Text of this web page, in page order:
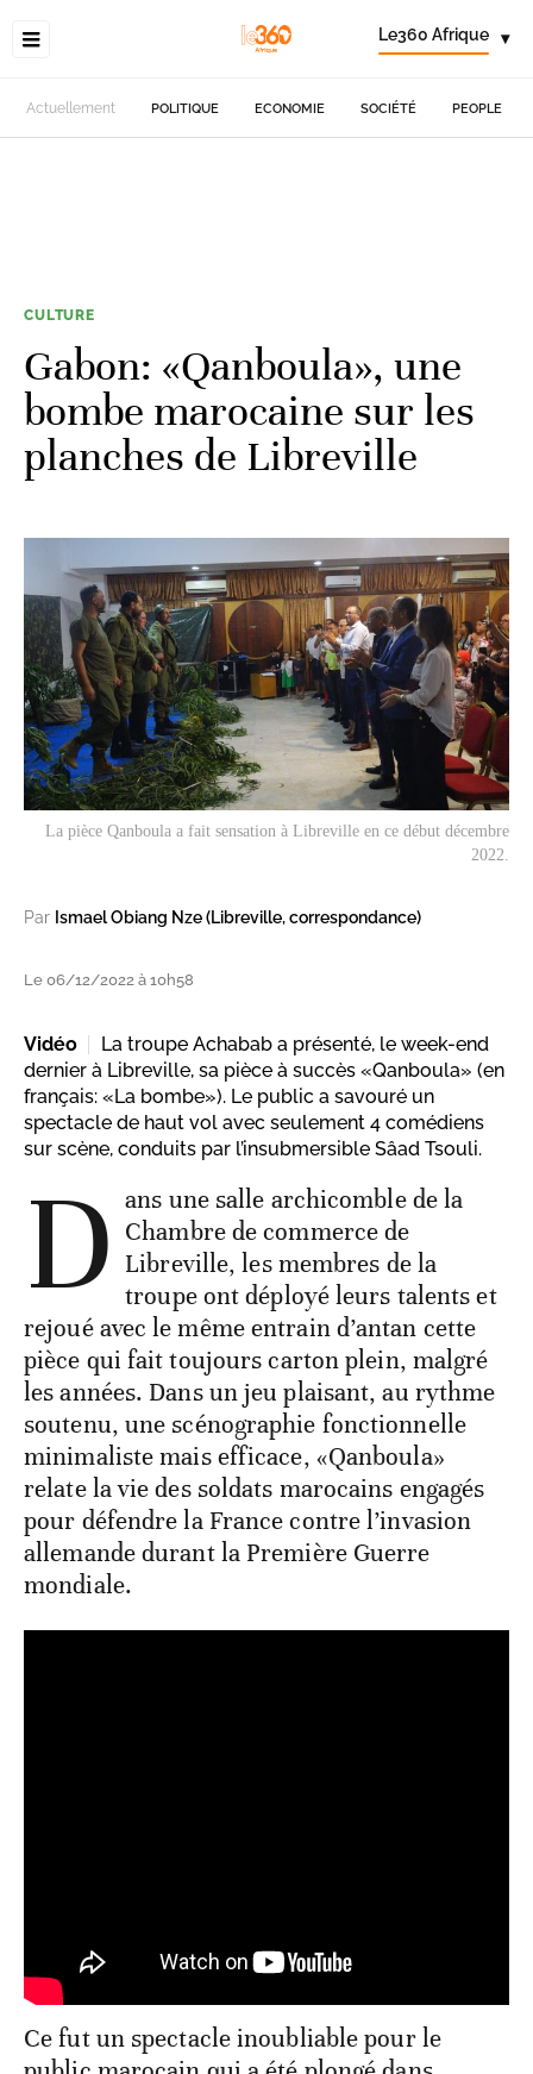
Le360 Afrique ▾
Actuellement POLITIQUE ECONOMIE SOCIÉTÉ PEOPLE
CULTURE
Gabon: «Qanboula», une
bombe marocaine sur les
planches de Libreville
La pièce Qanboula a fait sensation à Libreville en ce début décembre
2022.
Par Ismael Obiang Nze (Libreville, correspondance)
Le 06/12/2022 à 10h58
Vidéo
La troupe Achabab a présenté, le week-end
dernier à Libreville, sa pièce à succès «Qanboula» (en
français: «La bombe»). Le public a savouré un
spectacle de haut vol avec seulement 4 comédiens
sur scène, conduits par l’insubmersible Sâad Tsouli.
D ans une salle archicomble de la
Chambre de commerce de
Libreville, les membres de la
troupe ont déployé leurs talents et
rejoué avec le même entrain d’antan cette
pièce qui fait toujours carton plein, malgré
les années. Dans un jeu plaisant, au rythme
soutenu, une scénographie fonctionnelle
minimaliste mais efficace, «Qanboula»
relate la vie des soldats marocains engagés
pour défendre la France contre l’invasion
allemande durant la Première Guerre
mondiale.
Ce fut un spectacle inoubliable pour le